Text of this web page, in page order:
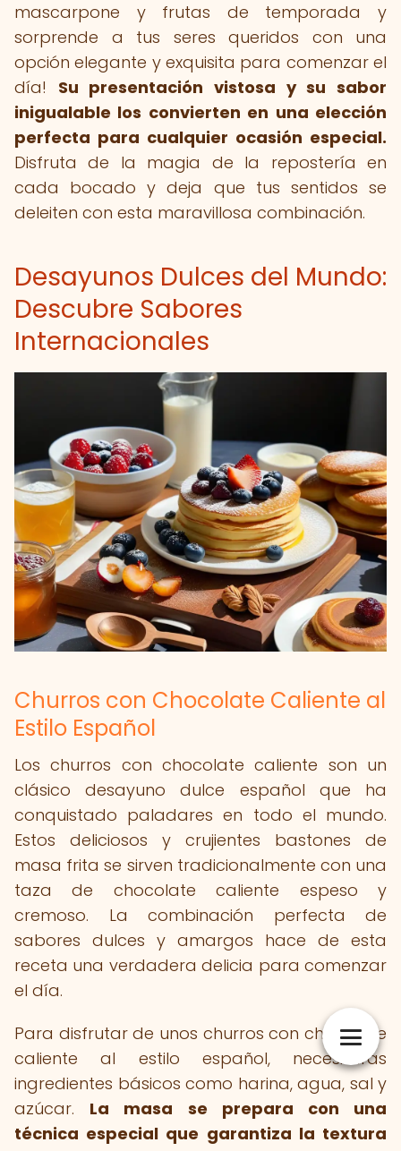
mascarpone y frutas de temporada y
sorprende a tus seres queridos con una
opción elegante y exquisita para comenzar el
día! Su presentación vistosa y su sabor
inigualable los convierten en una elección
perfecta para cualquier ocasión especial.
Disfruta de la magia de la repostería en
cada bocado y deja que tus sentidos se
deleiten con esta maravillosa combinación.
Desayunos Dulces del Mundo:
Descubre Sabores
Internacionales
Churros con Chocolate Caliente al
Estilo Español
Los churros con chocolate caliente son un
clásico desayuno dulce español que ha
conquistado paladares en todo el mundo.
Estos deliciosos y crujientes bastones de
masa frita se sirven tradicionalmente con una
taza de chocolate caliente espeso y
cremoso. La combinación perfecta de
sabores dulces y amargos hace de esta
receta una verdadera delicia para comenzar
el día.
Para disfrutar de unos churros con chocolate
caliente al estilo español, necesitarás
ingredientes básicos como harina, agua, sal y
azúcar. La masa se prepara con una
técnica especial que garantiza la textura